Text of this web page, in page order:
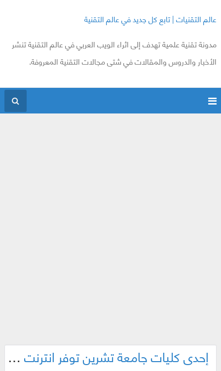
عالم التقنيات | تابع كل جديد في عالم التقنية
مدونة تقنية علمية تهدف إلى اثراء الويب العربي في عالم التقنية تنشر
الأخبار والدروس والمقالات في شتى مجالات التقنية المعروفة.
إحدى كليات جامعة تشرين توفر انترنت مجاني للطلاب بسرعة 8 ميغا !!